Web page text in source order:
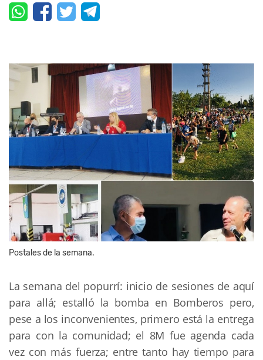
Postales de la semana.
La semana del popurrí: inicio de sesiones de aquí
para allá; estalló la bomba en Bomberos pero,
pese a los inconvenientes, primero está la entrega
para con la comunidad; el 8M fue agenda cada
vez con más fuerza; entre tanto hay tiempo para